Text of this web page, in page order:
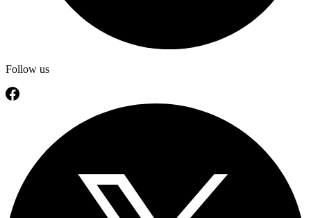
Follow us